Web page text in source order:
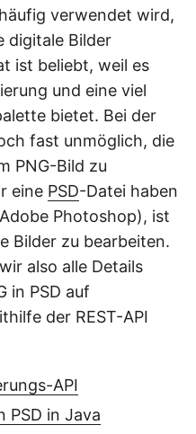
verwendet wird,
digitale Bilder
ist beliebt, weil es
und eine viel
bietet. Bei der
fast unmöglich, die
PNG-Bild zu
eine PSD-Datei haben
Photoshop), ist
Bilder zu bearbeiten.
also alle Details
in PSD auf
der REST-API
API
PSD in Java